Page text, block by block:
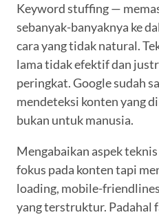
Keyword stuffing —
sebanyak-banyaknya ke
cara yang tidak natural.
lama tidak efektif dan
peringkat. Google sudah
mendeteksi konten yang
bukan untuk manusia.
Mengabaikan aspek
fokus pada konten tapi
loading, mobile-
yang terstruktur.